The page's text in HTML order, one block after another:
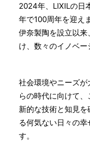
2024年、LIXILの日
年で100周年を迎え
伊奈製陶を設立以
け、数々のイノベー
社会環境やニーズ
らの時代に向けて
新的な技術と知見
る何気ない日々の
す。